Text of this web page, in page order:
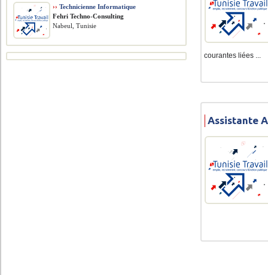
courantes liées ...
Assistante
›› Technicienne Informatique
Fehri Techno-Consulting
Nabeul, Tunisie